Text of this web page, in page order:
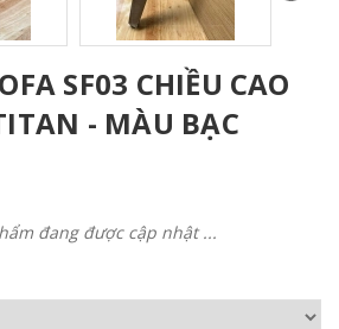
SF03 CHIỀU CAO
- MÀU BẠC
đang được cập nhật ...